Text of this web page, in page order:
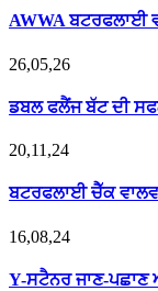
AWWA ਬਟਰਫਲਾਈ
26,05,26
ਡਬਲ ਫਲੈਂਜ ਬੱਟ ਦੀ
20,11,24
ਬਟਰਫਲਾਈ ਚੈੱਕ ਵਾਲਵ
16,08,24
Y-ਸਟੈਨਰ ਜਾਣ-ਪਛਾਣ